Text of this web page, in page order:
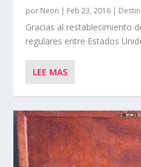
por Neon | Feb 23, 2016 |
Gracias al restablecimiento
regulares entre Estados
LEE MAS